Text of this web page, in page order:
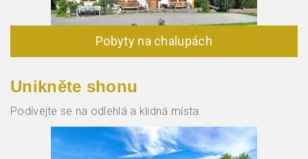
Pobyty na chalupách
Unikněte shonu
Podívejte se na odlehlá a klidná místa.